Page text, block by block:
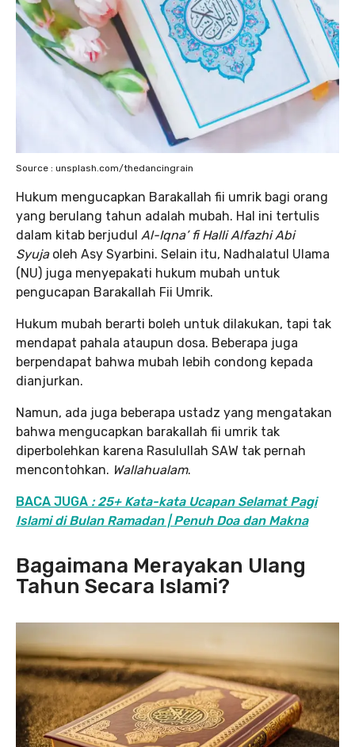
Source : unsplash.com/thedancingrain
Hukum mengucapkan Barakallah fii umrik bagi orang
yang berulang tahun adalah mubah. Hal ini tertulis
dalam kitab berjudul Al-Iqna’ fi Halli Alfazhi Abi
Syujaoleh Asy Syarbini. Selain itu, Nadhalatul Ulama
(NU) juga menyepakati hukum mubah untuk
pengucapan Barakallah Fii Umrik.
Hukum mubah berarti boleh untuk dilakukan, tapi tak
mendapat pahala ataupun dosa. Beberapa juga
berpendapat bahwa mubah lebih condong kepada
dianjurkan.
Namun, ada juga beberapa ustadz yang mengatakan
bahwa mengucapkan barakallah fii umrik tak
diperbolehkan karena Rasulullah SAW tak pernah
mencontohkan. Wallahualam.
BACA JUGA : 25+ Kata-kata Ucapan Selamat Pagi
Islami di Bulan Ramadan | Penuh Doa dan Makna
Bagaimana Merayakan Ulang
Tahun Secara Islami?